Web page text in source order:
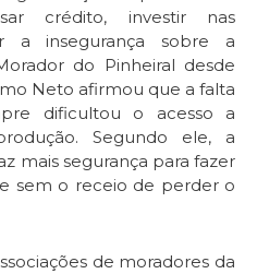
crédito, investir nas
a insegurança sobre a
do Pinheiral desde
Neto afirmou que a falta
dificultou o acesso a
Segundo ele, a
mais segurança para fazer
sem o receio de perder o
de moradores da